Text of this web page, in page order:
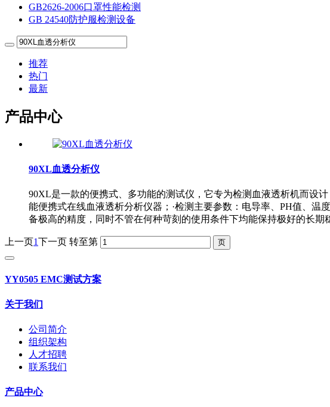
GB2626-2006口罩性能检测
GB 24540防护服检测设备
推荐
热门
最新
产品中心
90XL血透分析仪
90XL是一款的便携式、多功能的测试仪，它专为检测血液透析机而设
能便携式在线血液透析分析仪器；·检测主要参数：电导率、PH值、温
备极高的精度，同时不管在何种苛刻的使用条件下均能保持极好的长期
上一页1下一页 转至第
YY0505 EMC测试方案
关于我们
公司简介
组织架构
人才招聘
联系我们
产品中心